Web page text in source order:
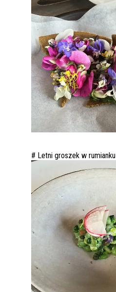
# Letni groszek w rumianku